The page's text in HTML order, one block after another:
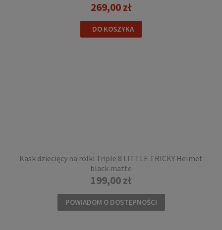
269,00 zł
DO KOSZYKA
Kask dziecięcy na rolki Triple 8 LITTLE TRICKY Helmet
black matte
199,00 zł
POWIADOM O DOSTĘPNOŚCI